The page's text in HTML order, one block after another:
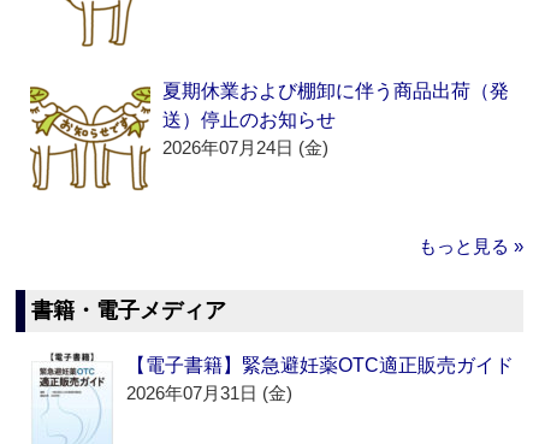
夏期休業および棚卸に伴う商品出荷（発
送）停止のお知らせ
2026年07月24日 (金)
もっと見る »
書籍・電子メディア
【電子書籍】緊急避妊薬OTC適正販売ガイド
2026年07月31日 (金)